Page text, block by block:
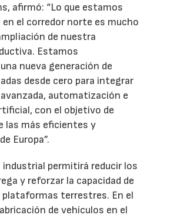
afirmó: “Lo que estamos
el corredor norte es mucho
de nuestra
Estamos
nueva generación de
desde cero para integrar
automatización e
con el objetivo de
las más eficientes y
Europa”.
industrial permitirá reducir los
y reforzar la capacidad de
plataformas terrestres. En el
de vehículos en el